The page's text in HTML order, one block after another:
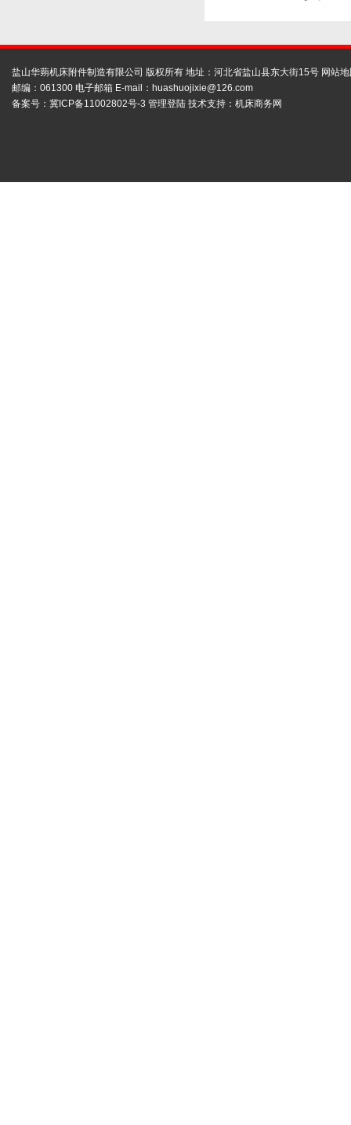
盐山华蒴机床附件制造有限公司 版权所有 地址：河北省盐山县东大街15号 网站
邮编：061300 电子邮箱 E-mail： huashuojixie@126.com
备案号： 冀ICP备11002802号-3 管理登陆 技术支持： 机床商务网